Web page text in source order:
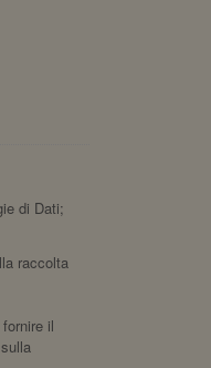
di Dati;
raccolta
il